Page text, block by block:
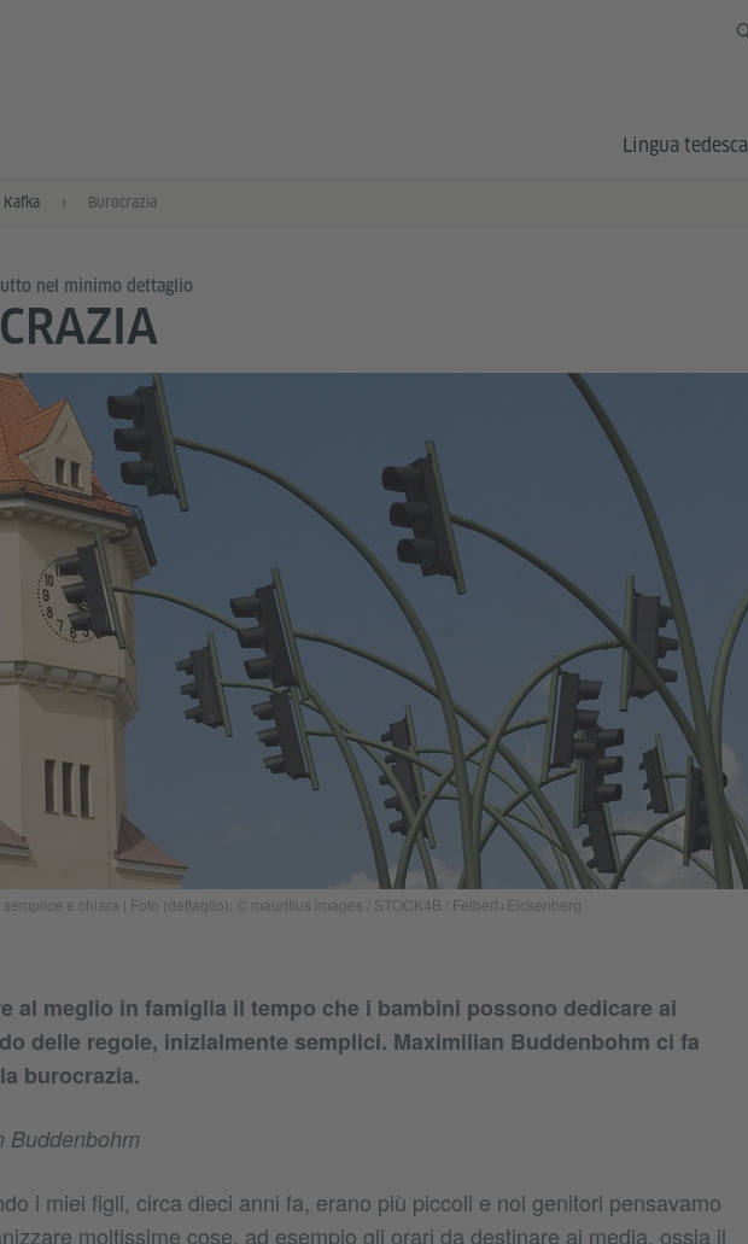
Lingua tedesca
Kafka Burocrazia
nel minimo dettaglio
e chiara | Foto (dettaglio): © mauritius images / STOCK4B / Felbert+Eickenberg
al meglio in famiglia il tempo che i bambini possono dedicare ai
delle regole, inizialmente semplici. Maximilian Buddenbohm ci fa
burocrazia.
Buddenbohm
i miei figli, circa dieci anni fa, erano più piccoli e noi genitori pensavamo
moltissime cose, ad esempio gli orari da destinare ai media, ossia il